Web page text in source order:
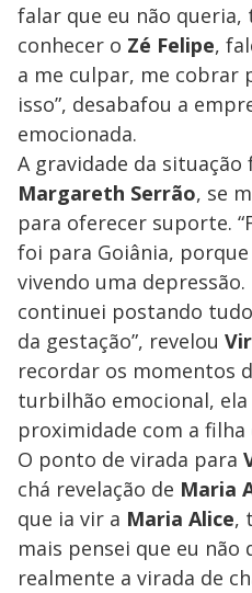
falar que eu não queria,
conhecer o Zé Felipe,
a me culpar, me cobrar
isso”, desabafou a
emocionada.
A gravidade da situação
Margareth Serrão, se
para oferecer suporte.
foi para Goiânia,
vivendo uma depressão.
continuei postando
da gestação”, revelou
recordar os momentos
turbilhão emocional,
proximidade com a filha
O ponto de virada para
chá revelação de Maria
que ia vir a Maria Alice,
mais pensei que eu não
realmente a virada de